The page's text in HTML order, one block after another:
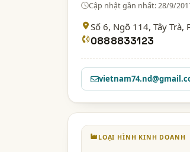
Cập nhật gần nhất: 28/9/
Số 6, Ngõ 114, Tây Trà,
0888833123
LOẠI HÌNH KINH DOANH